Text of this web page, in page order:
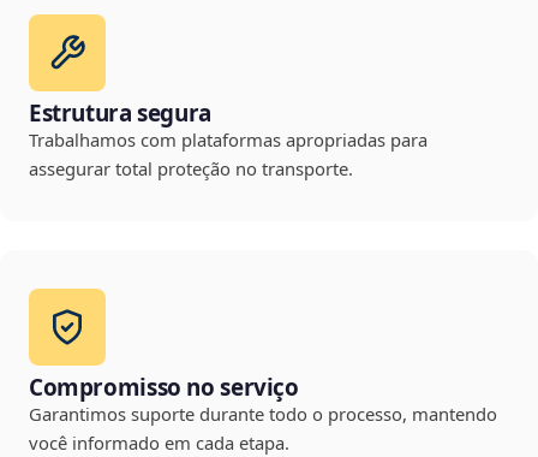
Estrutura segura
Trabalhamos com plataformas apropriadas para
assegurar total proteção no transporte.
Compromisso no serviço
Garantimos suporte durante todo o processo, mantendo
você informado em cada etapa.